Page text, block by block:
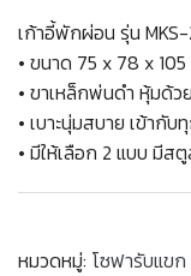
เก้าอี้พักผ่อน รุ่น
• ขนาด 75 x 78 x
• ขาเหล็กพ่นดำ หุ้มด้ว
• เบาะนุ่มสบาย เข้ากั
• มีให้เลือก 2 แบบ มีส
หมวดหมู่: โซฟารับแข